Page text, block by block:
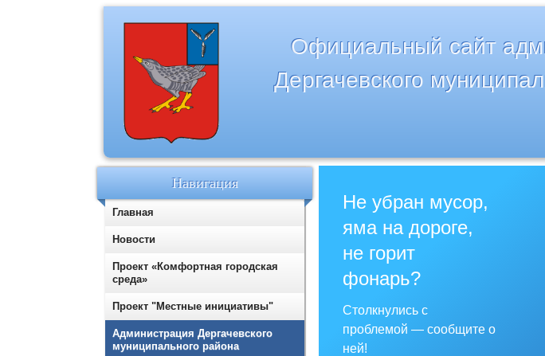
Официальный сайт
Дергачевского
Не убран мусор,
яма на дороге,
не горит
фонарь?
Столкнулись с
проблемой — сообщите о
ней!
Навигация
Главная
Новости
Проект «Комфортная городская
среда»
Проект "Местные инициативы"
Администрация Дергачевского
муниципального района